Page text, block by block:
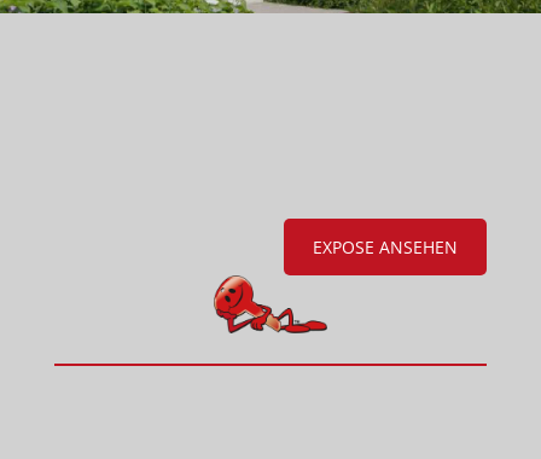
EXPOSE ANSEHEN